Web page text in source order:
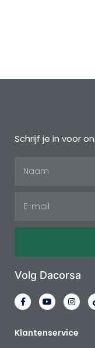
Schrijf je in voor
Volg Dacorsa
Klantenservice